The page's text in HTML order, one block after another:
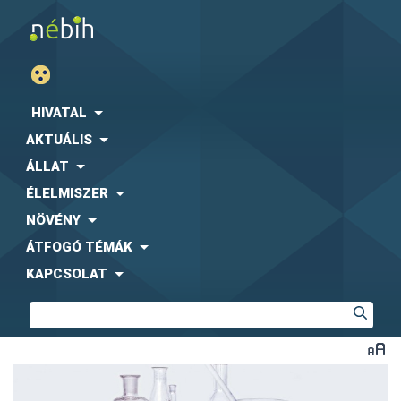
HIVATAL
AKTUÁLIS
ÁLLAT
ÉLELMISZER
NÖVÉNY
ÁTFOGÓ TÉMÁK
KAPCSOLAT